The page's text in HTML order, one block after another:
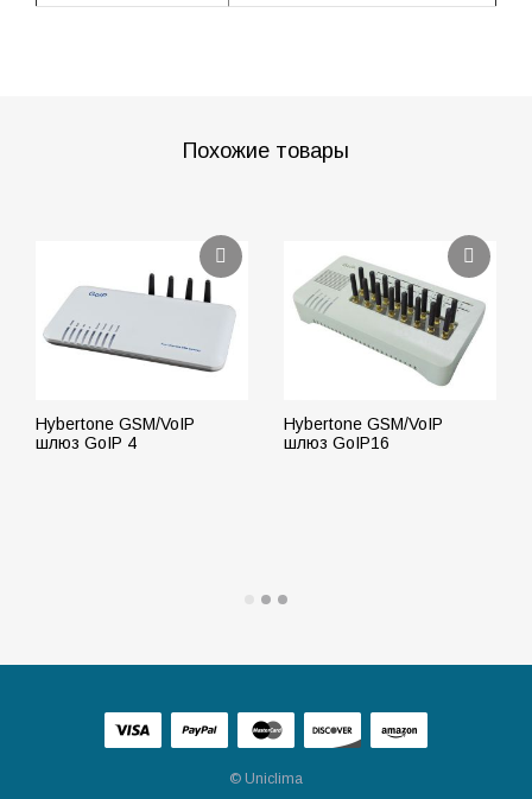
Похожие товары
Hybertone GSM/VoIP
шлюз GoIP 4
Hybertone GSM/VoIP
шлюз GoIP16
© Uniclima